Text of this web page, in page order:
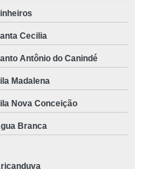
Conceição
Lídia
Itaim Paulista
Limpo
Cecilia
Antônio do Canindé
Madalena
Nova Conceição
Branca